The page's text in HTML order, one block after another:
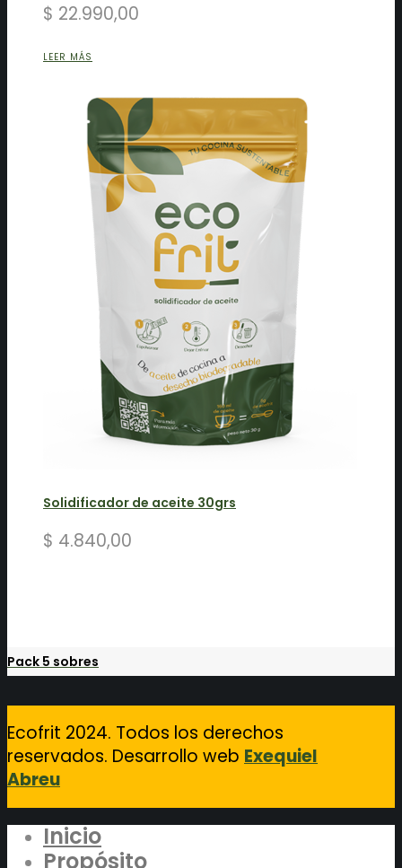
$ 22.990,00
LEER MÁS
Solidificador de aceite 30grs
$ 4.840,00
Pack 5 sobres
Ecofrit 2024. Todos los derechos
reservados. Desarrollo web Exequiel
Abreu
Inicio
Propósito